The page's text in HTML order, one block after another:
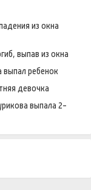
из окна
выпав из окна
выпал ребенок
девочка
выпала 2-